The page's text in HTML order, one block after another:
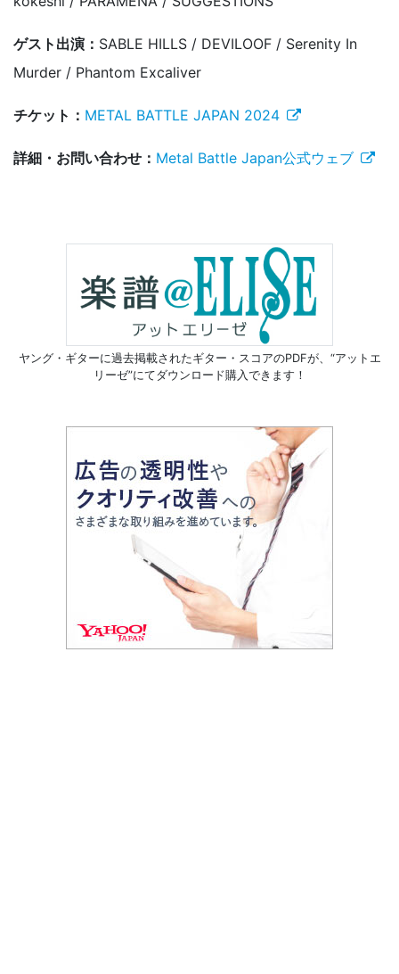
ゲスト出演： SABLE HILLS / DEVILOOF / Serenity In
Murder / Phantom Excaliver
チケット： METAL BATTLE JAPAN 2024
詳細・お問い合わせ： Metal Battle Japan公式ウェブ
ヤング・ギターに過去掲載されたギター・スコアのPDFが、 “アットエ
リーゼ”にてダウンロード購入できます！